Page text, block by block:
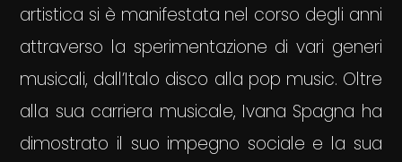
artistica si è manifestata nel corso degli anni
attraverso la sperimentazione di vari generi
musicali, dall’Italo disco alla pop music. Oltre
alla sua carriera musicale, Ivana Spagna ha
dimostrato il suo impegno sociale e la sua